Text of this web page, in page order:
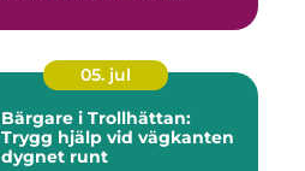
05. jul
Bärgare i Trollhättan:
Trygg hjälp vid vägkanten
dygnet runt